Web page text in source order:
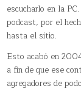
escucharlo en la
podcast, por el
hasta el sitio.
Esto acabó en
a fin de que ese
agregadores de